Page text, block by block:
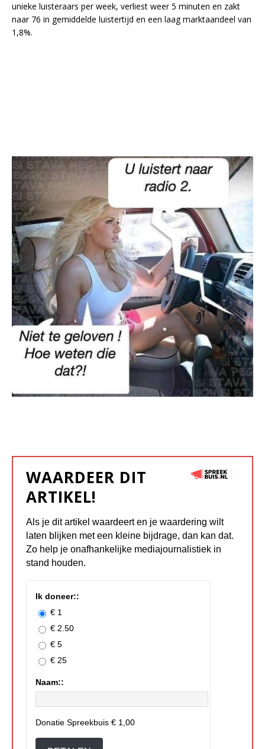
unieke luisteraars per week, verliest weer 5 minuten en zakt
naar 76 in gemiddelde luistertijd en een laag marktaandeel van
1,8%.
WAARDEER DIT
ARTIKEL!
Als je dit artikel waardeert en je waardering wilt
laten blijken met een kleine bijdrage, dan kan dat.
Zo help je onafhankelijke mediajournalistiek in
stand houden.
Ik doneer::
€ 1
€ 2.50
€ 5
€ 25
Naam::
Donatie Spreekbuis € 1,00